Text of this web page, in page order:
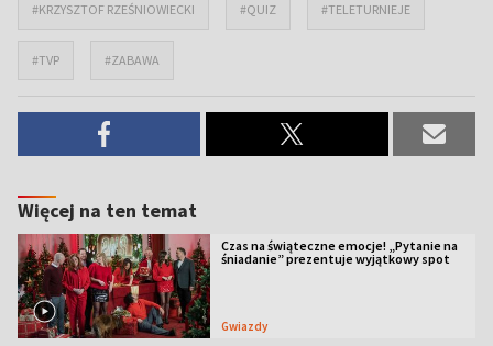
#KRZYSZTOF RZEŚNIOWIECKI #QUIZ #TELETURNIEJE
#TVP #ZABAWA
Więcej na ten temat
Czas na świąteczne emocje! „Pytanie na
śniadanie” prezentuje wyjątkowy spot
Gwiazdy